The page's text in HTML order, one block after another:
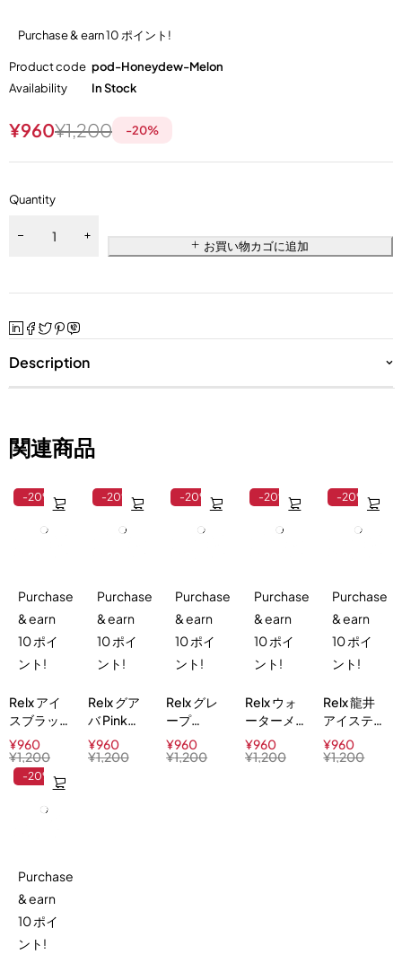
Purchase & earn 10 ポイント!
Product code pod-Honeydew-Melon
Availability
In Stock
¥1,200
¥960 -20%
Quantity
お買い物カゴに追加
Description
関連商品
-20%
Purchase
& earn
10 ポイ
ント!
Relx アイ
スブラッ
クティー
Iced
Black Tea
¥1,200
¥960
-20%
Purchase
& earn
10 ポイ
ント!
Relx グア
バ Pink
Guava 3%
¥1,200
¥960
-20%
Purchase
& earn
10 ポイ
ント!
Relx グレ
ープ
Tangy
Grape 3%
¥1,200
¥960
-20%
Purchase
& earn
10 ポイ
ント!
Relx ウォ
ーターメ
ロンアイ
ス
¥1,200
¥960
-20%
Purchase
& earn
10 ポイ
ント!
Relx 龍井
アイステ
ィー
Longjing
¥1,200
¥960
-20%
Purchase
& earn
10 ポイ
ント!